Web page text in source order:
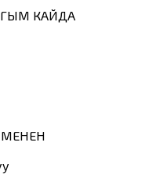
КАЙДА
МЕНЕН